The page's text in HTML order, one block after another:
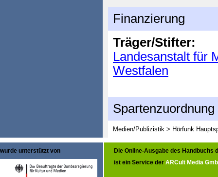
Finanzierung
Träger/Stifter:
Landesanstalt für
Westfalen
Spartenzuordnung
Medien/Publizistik > Hörfunk
wurde unterstützt von
Die Online-Ausgabe des Handbuchs
ist ein Service der ARCult Media